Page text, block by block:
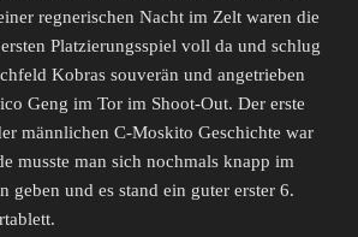
regnerischen Nacht im Zelt waren die
Platzierungsspiel voll da und schlug
Kobras souverän und angetrieben
Geng im Tor im Shoot-Out. Der erste
männlichen C-Moskito Geschichte war
musste man sich nochmals knapp im
geben und es stand ein guter erster 6.